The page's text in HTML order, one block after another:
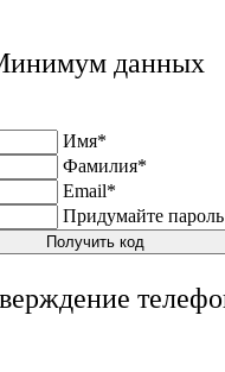
данных
Имя*
Фамилия*
Email*
Придумайте пароль
Получить код